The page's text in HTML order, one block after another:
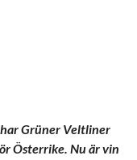
Grüner Veltliner
Österrike. Nu är vin